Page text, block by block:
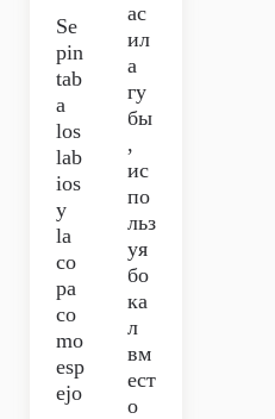
Se
pin
tab
a
los
lab
ios
y
la
co
pa
co
mo
esp
ejo
ас
ил
а
гу
бы
,
ис
по
льз
уя
бо
ка
л
вм
ест
о